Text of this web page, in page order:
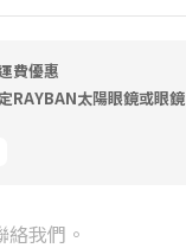
費優惠
RAYBAN太陽眼鏡或眼鏡
我們。